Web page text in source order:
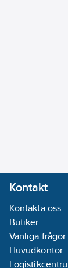
Kontakt
Kontakta oss
Butiker
Vanliga frågor
Huvudkontor